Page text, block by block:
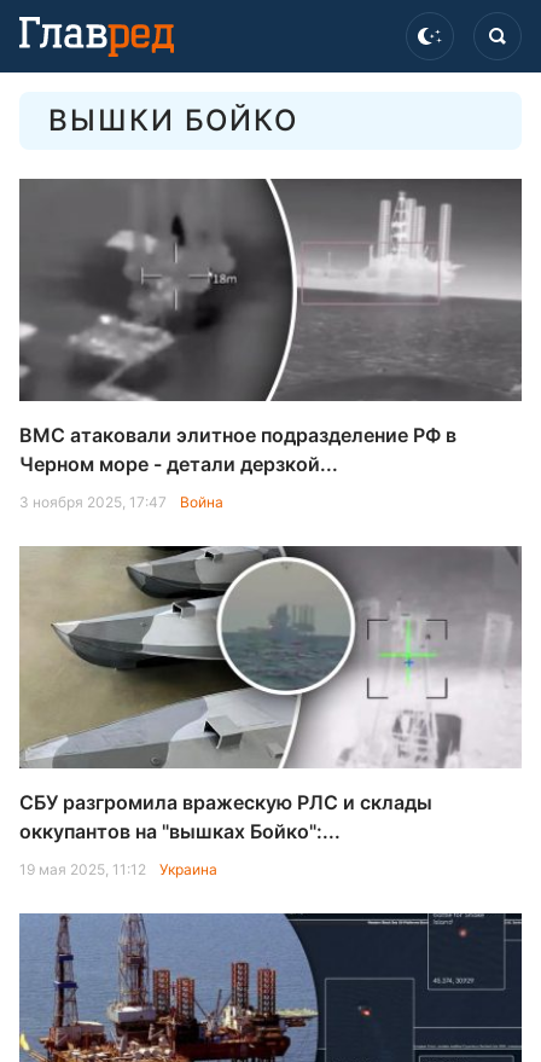
ВЫШКИ БОЙКО
ВМС атаковали элитное подразделение РФ в
Черном море - детали дерзкой...
3 ноября 2025, 17:47 Война
СБУ разгромила вражескую РЛС и склады
оккупантов на "вышках Бойко":...
19 мая 2025, 11:12 Украина